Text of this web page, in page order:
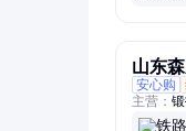
山东
安心购
主营：